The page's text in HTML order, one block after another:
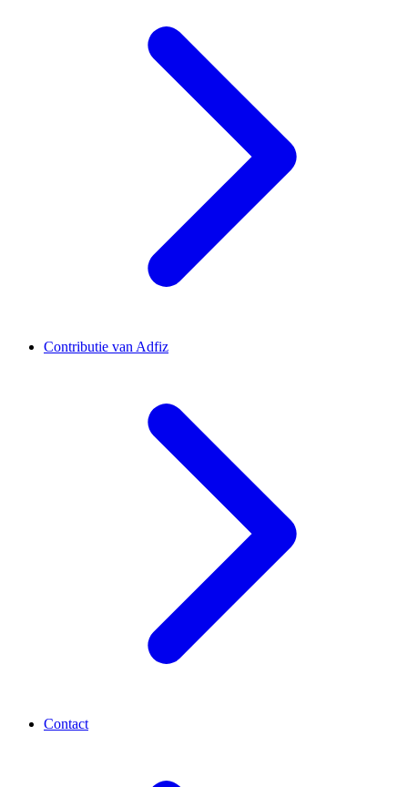
Contributie van Adfiz
Contact